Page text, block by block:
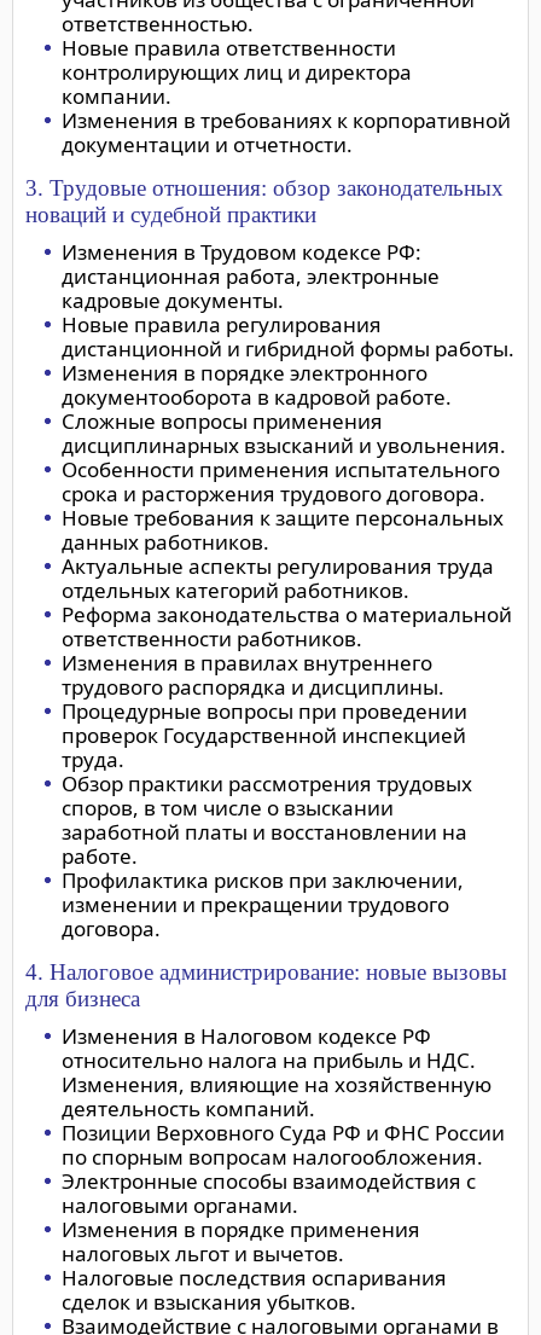
ответственностью.
Новые правила ответственности
контролирующих лиц и директора
компании.
Изменения в требованиях к корпоративной
документации и отчетности.
3. Трудовые отношения: обзор законодательных
новаций и судебной практики
Изменения в Трудовом кодексе РФ:
дистанционная работа, электронные
кадровые документы.
Новые правила регулирования
дистанционной и гибридной формы работы.
Изменения в порядке электронного
документооборота в кадровой работе.
Сложные вопросы применения
дисциплинарных взысканий и увольнения.
Особенности применения испытательного
срока и расторжения трудового договора.
Новые требования к защите персональных
данных работников.
Актуальные аспекты регулирования труда
отдельных категорий работников.
Реформа законодательства о материальной
ответственности работников.
Изменения в правилах внутреннего
трудового распорядка и дисциплины.
Процедурные вопросы при проведении
проверок Государственной инспекцией
труда.
Обзор практики рассмотрения трудовых
споров, в том числе о взыскании
заработной платы и восстановлении на
работе.
Профилактика рисков при заключении,
изменении и прекращении трудового
договора.
4. Налоговое администрирование: новые вызовы
для бизнеса
Изменения в Налоговом кодексе РФ
относительно налога на прибыль и НДС.
Изменения, влияющие на хозяйственную
деятельность компаний.
Позиции Верховного Суда РФ и ФНС России
по спорным вопросам налогообложения.
Электронные способы взаимодействия с
налоговыми органами.
Изменения в порядке применения
налоговых льгот и вычетов.
Налоговые последствия оспаривания
сделок и взыскания убытков.
Взаимодействие с налоговыми органами в